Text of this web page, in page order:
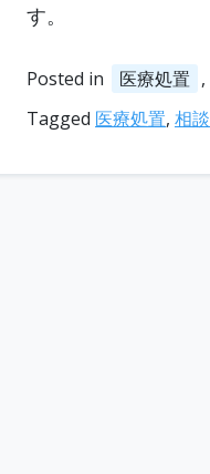
す。
Posted in 医療処置 ,
Tagged 医療処置, 相談